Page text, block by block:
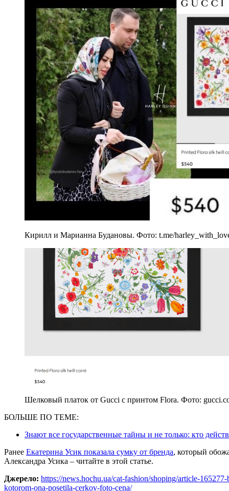
Кирилл и Марианна Будановы. Фото: t.me/
Шелковый платок от Gucci с принтом Flora. Фото:
БОЛЬШЕ ПО ТЕМЕ:
Знают все государственные тайны и не только: кто
Ранее Екатерина Усик показала сумку от бренда, который
Александра Усика – читайте в этой статье.
Джерело: https://news.hochu.ua/cat-fashion/shoping/article-
kotorom-ona-posetila-cerkov-foto-cena/